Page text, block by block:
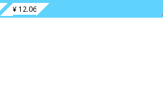
¥ 12.06